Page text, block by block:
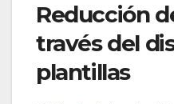
Reducción
través del
plantillas